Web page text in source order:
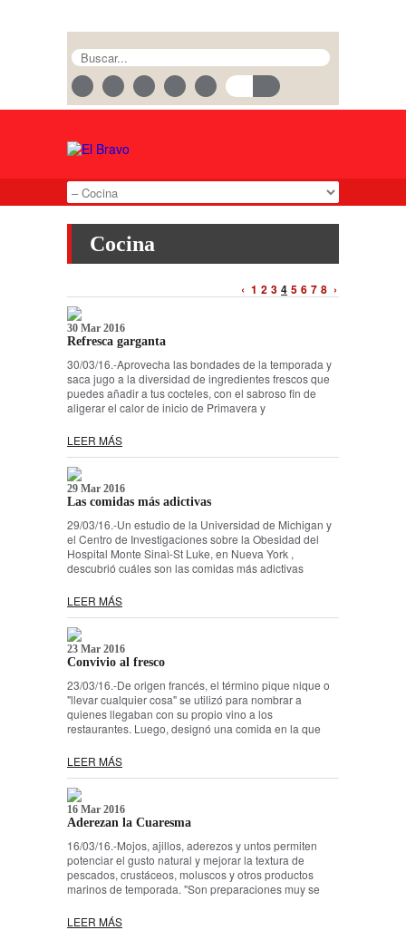
Cocina
‹ 1 2 3 4 5 6 7 8 ›
30 Mar 2016
Refresca garganta
30/03/16.-Aprovecha las bondades de la temporada y
saca jugo a la diversidad de ingredientes frescos que
puedes añadir a tus cocteles, con el sabroso fin de
aligerar el calor de inicio de Primavera y
LEER MÁS
29 Mar 2016
Las comidas más adictivas
29/03/16.-Un estudio de la Universidad de Michigan y
el Centro de Investigaciones sobre la Obesidad del
Hospital Monte Sinaì-St Luke, en Nueva York ,
descubrió cuáles son las comidas más adictivas
LEER MÁS
23 Mar 2016
Convivio al fresco
23/03/16.-De origen francés, el término pique nique o
"llevar cualquier cosa" se utilizó para nombrar a
quienes llegaban con su propio vino a los
restaurantes. Luego, designó una comida en la que
LEER MÁS
16 Mar 2016
Aderezan la Cuaresma
16/03/16.-Mojos, ajillos, aderezos y untos permiten
potenciar el gusto natural y mejorar la textura de
pescados, crustáceos, moluscos y otros productos
marinos de temporada. "Son preparaciones muy se
LEER MÁS